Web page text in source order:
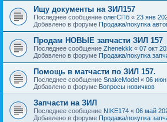
Ищу документы на ЗИЛ157
Последнее сообщение олегСПб « 23 янв
Добавлено в форуме Продажа/покупка
Продам НОВЫЕ запчасти ЗИЛ 157
Последнее сообщение Zhenekkk « 07 окт
Добавлено в форуме Продажа/покупка
Помощь в матчасти по ЗИЛ 157.
Последнее сообщение SnakeModel « 06 июн
Добавлено в форуме Вопросы новичков
Запчасти на ЗИЛ
Последнее сообщение NIKE174 « 06 май
Добавлено в форуме Продажа/покупка